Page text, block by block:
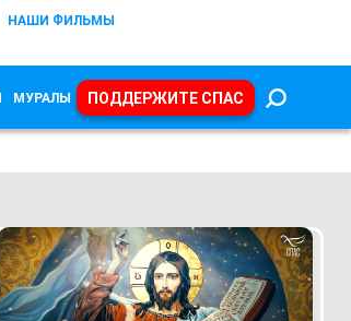
НАШИ ФИЛЬМЫ
МУРАЛЫ ПОДДЕРЖИТЕ СПАС